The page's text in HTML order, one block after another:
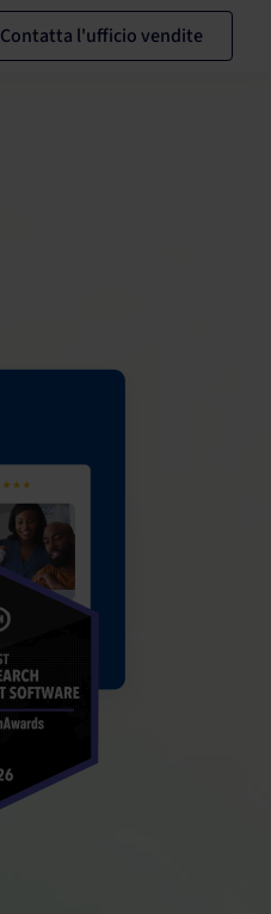
Contatta l'ufficio vendite